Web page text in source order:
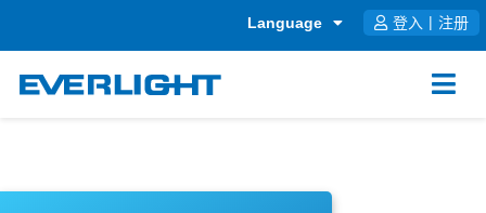
Language 登入 注册